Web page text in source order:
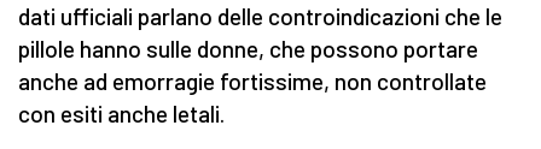
dati ufficiali parlano delle controindicazioni che le
pillole hanno sulle donne, che possono portare
anche ad emorragie fortissime, non controllate
con esiti anche letali.